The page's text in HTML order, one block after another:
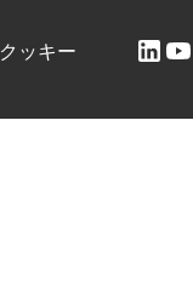
クッキー